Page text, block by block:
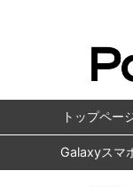
トップペー
Galaxyスマ